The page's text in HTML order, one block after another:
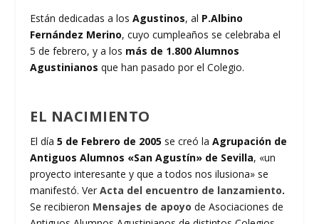
Están dedicadas a losAgustinos, al P.Albino
Fernández Merino, cuyo cumpleaños se celebraba el
5 de febrero, y a los más de 1.800 Alumnos
Agustinianos que han pasado por el Colegio.
EL NACIMIENTO
El día5 de Febrero de 2005 se creó laAgrupación de
Antiguos Alumnos «San Agustín» de Sevilla, «un
proyecto interesante y que a todos nos ilusiona» se
manifestó. VerActa del encuentro de lanzamiento.
Se recibieron Mensajes de apoyo de Asociaciones de